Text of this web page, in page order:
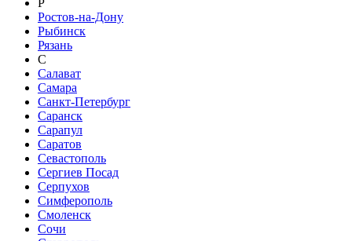
Р
Ростов-на-Дону
Рыбинск
Рязань
С
Салават
Самара
Санкт-Петербург
Саранск
Сарапул
Саратов
Севастополь
Сергиев Посад
Серпухов
Симферополь
Смоленск
Сочи